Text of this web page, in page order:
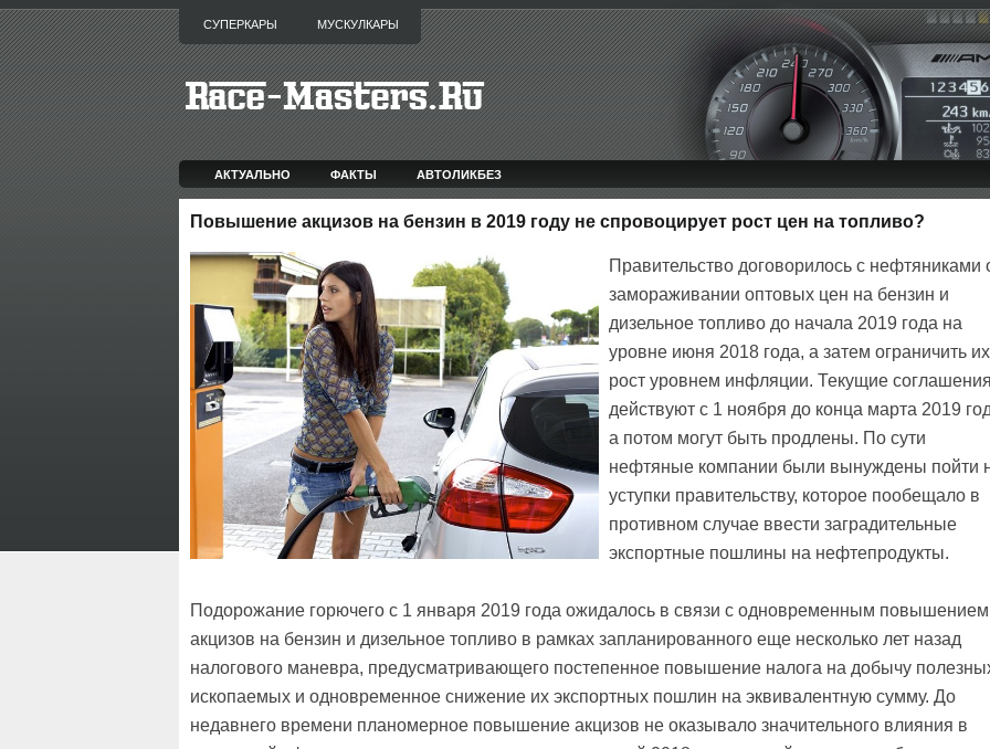
СУПЕРКАРЫ МУСКУЛКАРЫ
АКТУАЛЬНО ФАКТЫ АВТОЛИКБЕЗ
Повышение акцизов на бензин в 2019 году не спровоцирует рост цен на топливо?
Правительство договорилось с нефтяниками
замораживании оптовых цен на бензин и
дизельное топливо до начала 2019 года на
уровне июня 2018 года, а затем ограничить их
рост уровнем инфляции. Текущие соглашения
действуют с 1 ноября до конца марта 2019
а потом могут быть продлены. По сути
нефтяные компании были вынуждены пойти
уступки правительству, которое пообещало в
противном случае ввести заградительные
экспортные пошлины на нефтепродукты.
Подорожание горючего с 1 января 2019 года ожидалось в связи с одновременным повышением
акцизов на бензин и дизельное топливо в рамках запланированного еще несколько лет назад
налогового маневра, предусматривающего постепенное повышение налога на добычу
ископаемых и одновременное снижение их экспортных пошлин на эквивалентную сумму. До
недавнего времени планомерное повышение акцизов не оказывало значительного влияния в